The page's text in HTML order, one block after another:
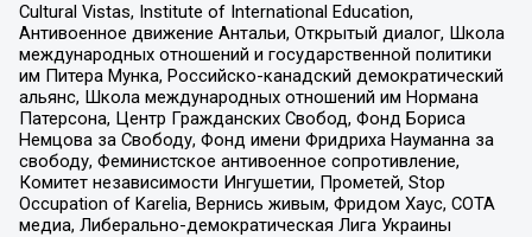
Cultural Vistas, Institute of International Education,
Антивоенное движение Антальи, Открытый диалог, Школа
международных отношений и государственной политики
им Питера Мунка, Российско-канадский демократический
альянс, Школа международных отношений им Нормана
Патерсона, Центр Гражданских Свобод, Фонд Бориса
Немцова за Свободу, Фонд имени Фридриха Науманна за
свободу, Феминистское антивоенное сопротивление,
Комитет независимости Ингушетии, Прометей, Stop
Occupation of Karelia, Вернись живым, Фридом Хаус, СОТА
медиа, Либерально-демократическая Лига Украины